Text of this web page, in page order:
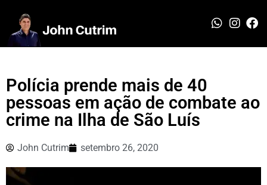
Polícia prende mais de 40
pessoas em ação de combate ao
crime na Ilha de São Luís
John Cutrim setembro 26, 2020